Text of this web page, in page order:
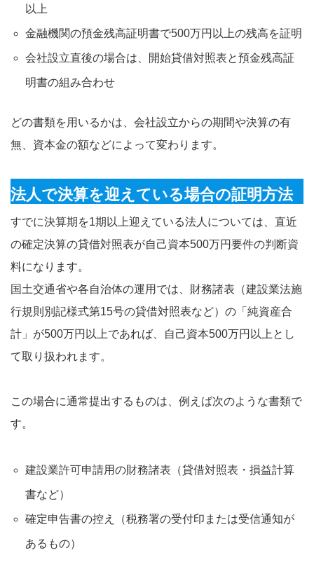
以上
金融機関の預金残高証明書で500万円以上の残高を証明
会社設立直後の場合は、開始貸借対照表と預金残高証
明書の組み合わせ
どの書類を用いるかは、会社設立からの期間や決算の有
無、資本金の額などによって変わります。
法人で決算を迎えている場合の証明方法
すでに決算期を1期以上迎えている法人については、直近
の確定決算の貸借対照表が自己資本500万円要件の判断資
料になります。
国土交通省や各自治体の運用では、財務諸表（建設業法施
行規則別記様式第15号の貸借対照表など）の「純資産合
計」が500万円以上であれば、自己資本500万円以上とし
て取り扱われます。
この場合に通常提出するものは、例えば次のような書類で
す。
建設業許可申請用の財務諸表（貸借対照表・損益計算
書など）
確定申告書の控え（税務署の受付印または受信通知が
あるもの）